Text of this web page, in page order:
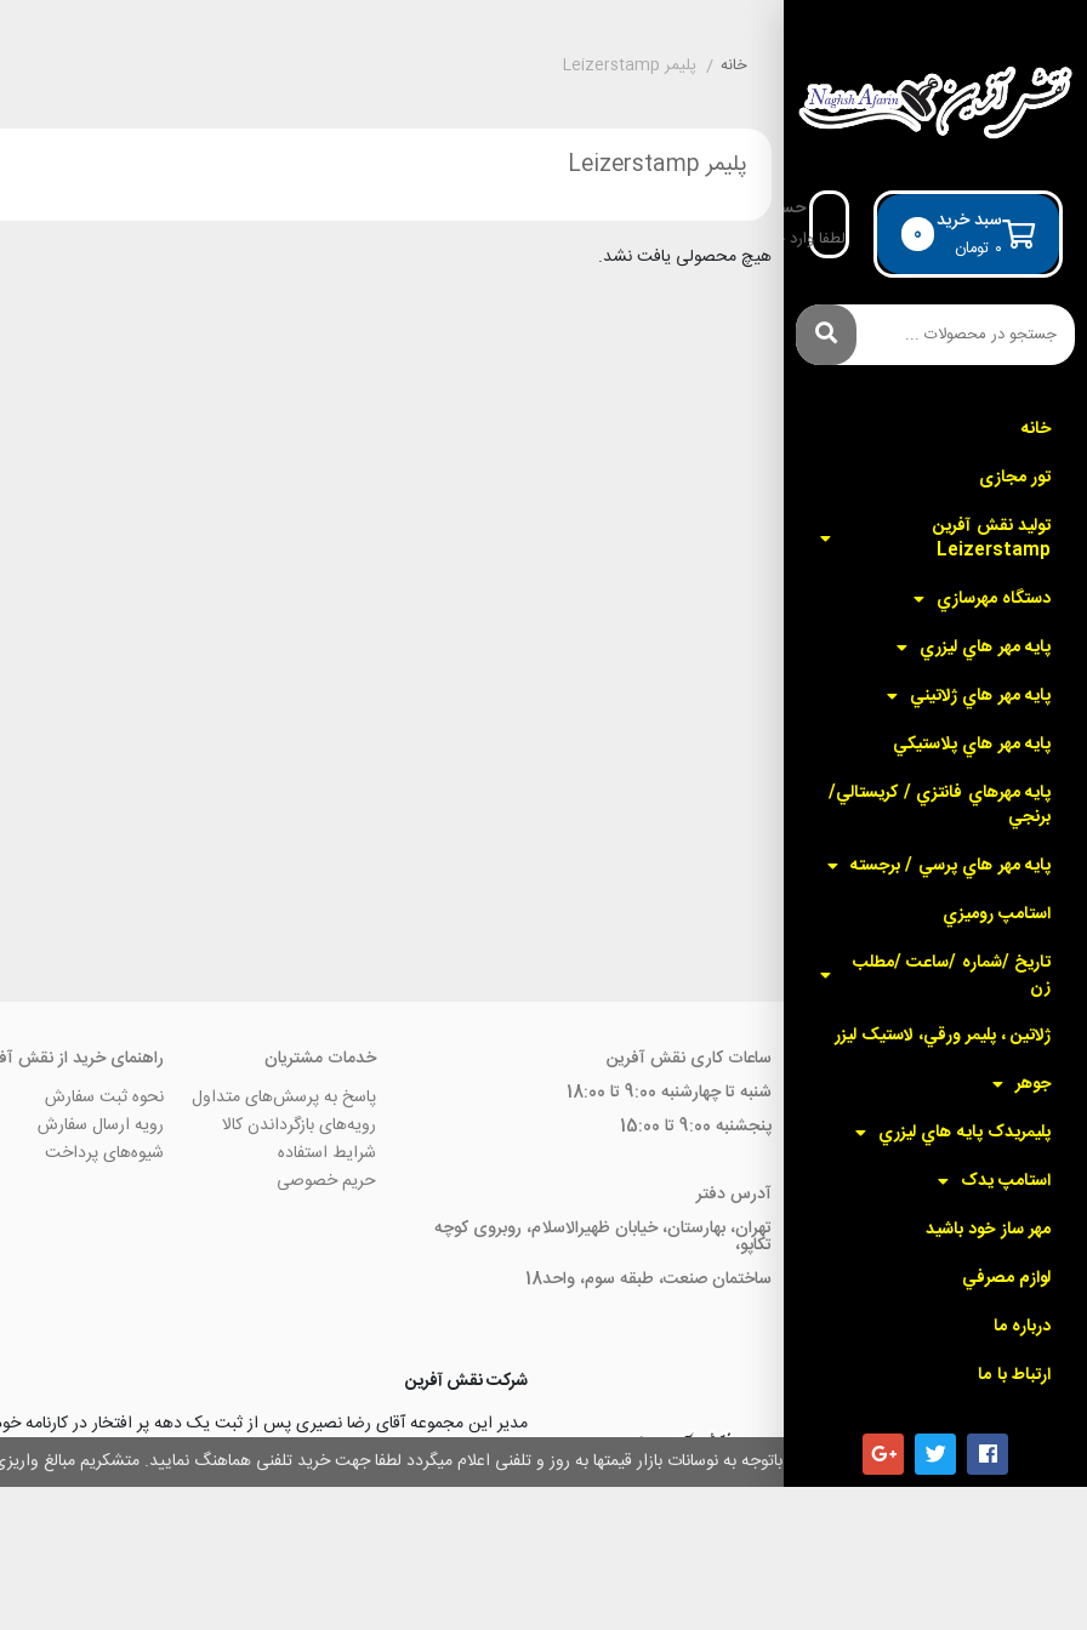
همکاران گرامی باتوجه به نوسانات بازار قیمتها به روز و تلفنی اعلام میگردد لطفا جهت خرید تلفنی هماهنگ نمایید. متشکریم مبالغ
سبد خرید
تومان ۰ 0
حساب کاربری
لطفا وارد حساب خود شوید!
خانه
تور مجازی
توليد نقش آفرين
Leizerstamp
دستگاه مهرسازي
پايه مهر هاي ليزري
پايه مهر هاي ژلاتيني
پايه مهر هاي پلاستيکي
پايه مهرهاي فانتزي / کريستالي/
برنجي
پايه مهر هاي پرسي / برجسته
استامپ روميزي
تاريخ /شماره /ساعت /مطلب
زن
ژلاتين ، پليمر ورقي، لاستيک ليزر
جوهر
پليمريدک پايه هاي ليزري
استامپ يدک
مهر ساز خود باشيد
لوازم مصرفي
درباره ما
ارتباط با ما
خانه / پليمر Leizerstamp
پليمر Leizerstamp
هیچ محصولی یافت نشد.
ساعات کاری نقش آفرین
شنبه تا چهارشنبه 9:00 تا 18:00
پنجشنبه 9:00 تا 15:00
آدرس دفتر
تهران، بهارستان، خیابان ظهیرالاسلام، روبروی کوچه
تکاپو،
ساختمان صنعت، طبقه سوم، واحد18
خدمات مشتریان
پاسخ به پرسش‌های متداول
رویه‌های بازگرداندن کالا
شرایط استفاده
حریم خصوصی
راهنمای خرید از نقش
نحوه ثبت سفارش
رویه ارسال سفارش
شیوه‌های پرداخت
شرکت نقش آفرین
مدیر این مجموعه آقای رضا نصیری پس از ثبت یک دهه پر افتخار در کارنامه
چاپ و تبلیغات با تولید مجموعه‌های آسان کارت ۱ -۲ -۳، با
۳۰۰۰ نفر و دریافت تندیس کار آفرینان برتر، برآن شدند تا با ایجاد نوآوری و